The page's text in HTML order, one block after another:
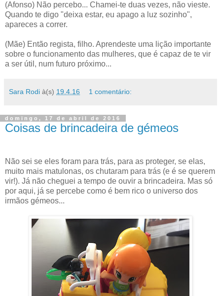
(Afonso) Não percebo... Chamei-te duas vezes, não vieste.
Quando te digo "deixa estar, eu apago a luz sozinho",
apareces a correr.
(Mãe) Então regista, filho. Aprendeste uma lição importante
sobre o funcionamento das mulheres, que é capaz de te vir
a ser útil, num futuro próximo...
Sara Rodi à(s) 19.4.16 1 comentário:
domingo, 17 de abril de 2016
Coisas de brincadeira de gémeos
Não sei se eles foram para trás, para as proteger, se elas,
muito mais matulonas, os chutaram para trás (e é se querem
vir!). Já não cheguei a tempo de ouvir a brincadeira. Mas só
por aqui, já se percebe como é bem rico o universo dos
irmãos gémeos...